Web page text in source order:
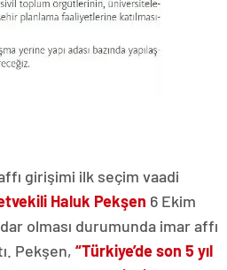
girişimi ilk seçim vaadi
Haluk Pekşen 6 Ekim
olması durumunda imar affı
Pekşen, “Türkiye’de son 5 yıl